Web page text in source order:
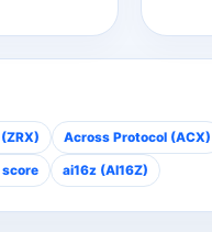
Across Protocol (ACX)
ai16z (AI16Z)